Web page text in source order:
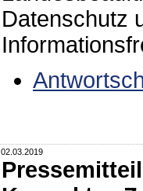
Datenschutz
02.03.2019